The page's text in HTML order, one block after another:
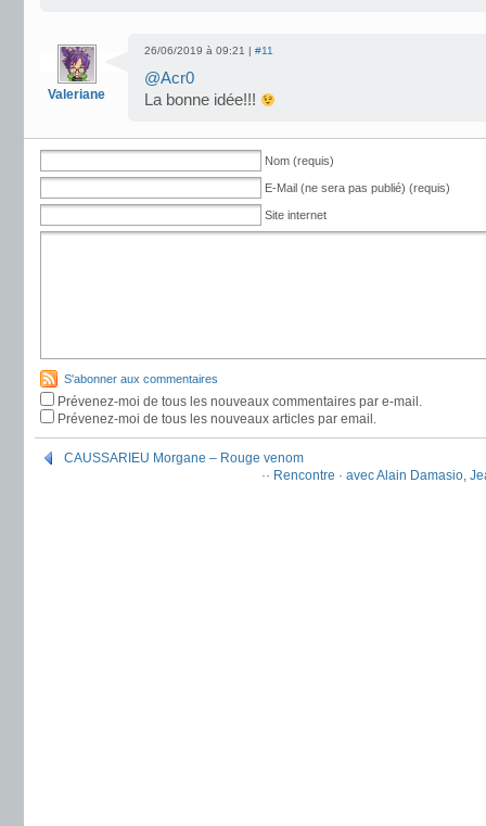
Valeriane
26/06/2019 à 09:21 | #11
@Acr0
La bonne idée!!!
Nom (requis)
E-Mail (ne sera pas publié) (requis)
Site internet
S'abonner aux commentaires
Prévenez-moi de tous les nouveaux commentaires par e-mail.
Prévenez-moi de tous les nouveaux articles par email.
CAUSSARIEU Morgane – Rouge venom
·· Rencontre · avec Alain Damasio,